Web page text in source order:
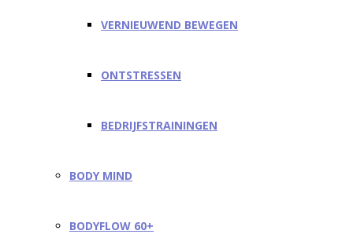
VERNIEUWEND BEWEGEN
ONTSTRESSEN
BEDRIJFSTRAININGEN
BODY MIND
BODYFLOW 60+